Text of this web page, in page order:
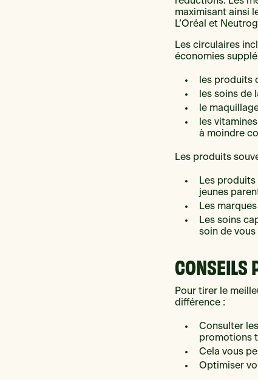
maximisant ainsi
L’Oréal et
Les circulaires
économies
les produits
les soins de
le
les
à moindre
Les produits
Les
jeunes
Les
Les soins
soin de
CONSEILS
Pour tirer le
différence :
Consulter
promotions
Cela vous
Optimiser